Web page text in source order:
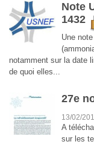
Note
1432
Une
notamment sur la date
de quoi elles...
27e
13/02/
A
sur les